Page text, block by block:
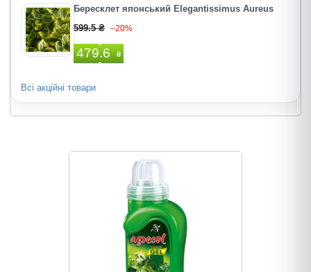
Бересклет японський Elegantissimus Aureus
599.5 ₴ –20%
479.6 ₴
Всі акційні товари